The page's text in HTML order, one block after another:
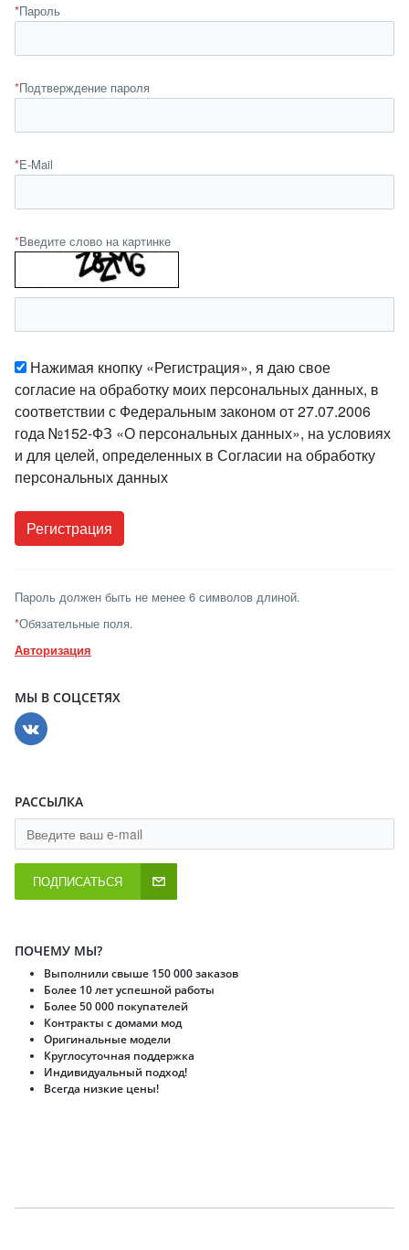
*Пароль
*Подтверждение пароля
*E-Mail
*Введите слово на картинке
Нажимая кнопку «Регистрация», я даю свое
согласие на обработку моих персональных данных, в
соответствии с Федеральным законом от 27.07.2006
года №152-ФЗ «О персональных данных», на условиях
и для целей, определенных в Согласии на обработку
персональных данных
Пароль должен быть не менее 6 символов длиной.
*Обязательные поля.
Авторизация
МЫ В СОЦСЕТЯХ
РАССЫЛКА
ПОДПИСАТЬСЯ
ПОЧЕМУ МЫ?
Выполнили свыше 150 000 заказов
Более 10 лет успешной работы
Более 50 000 покупателей
Контракты с домами мод
Оригинальные модели
Круглосуточная поддержка
Индивидуальный подход!
Всегда низкие цены!